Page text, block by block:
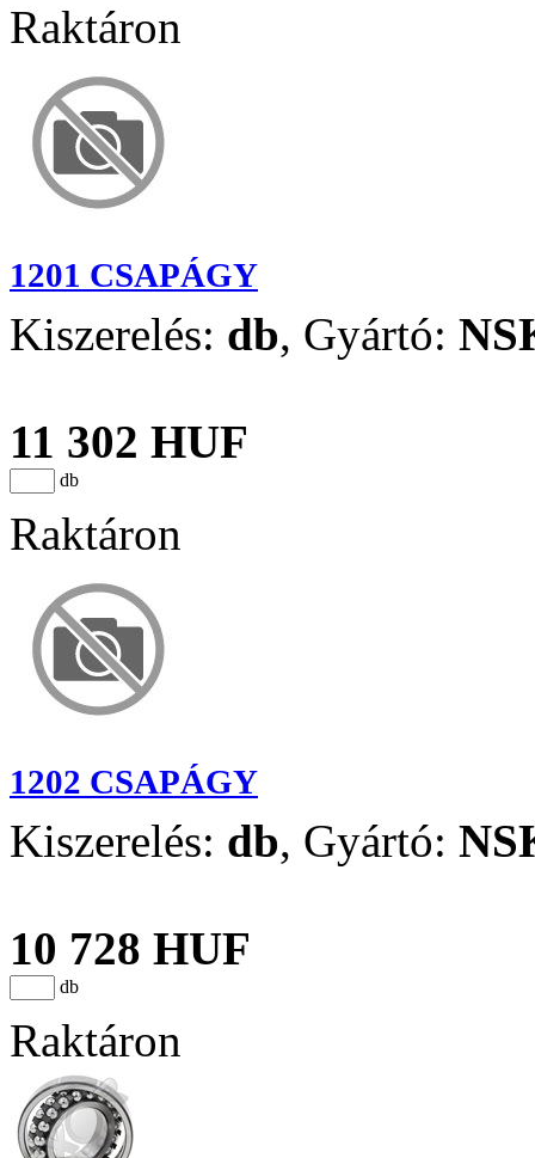
Raktáron
1201 CSAPÁGY
Kiszerelés: db, Gyártó:
11 302 HUF
db
Raktáron
1202 CSAPÁGY
Kiszerelés: db, Gyártó:
10 728 HUF
db
Raktáron